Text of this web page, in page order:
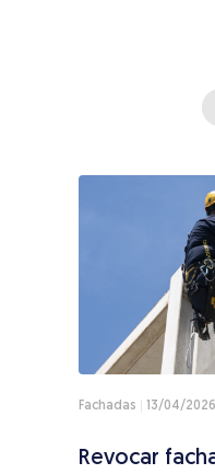
Fachadas 13/04/2026
Revocar